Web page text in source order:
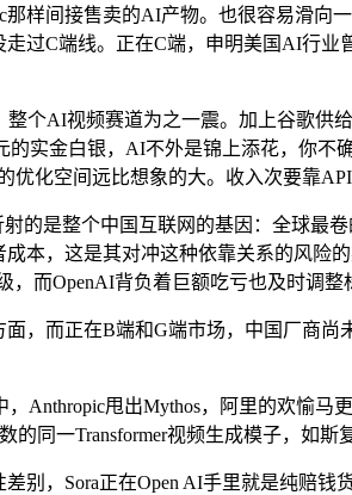
间接售卖的AI产物。也很容易滑向
过C端线。正在C端，申明美国AI行
AI视频赛道为之一震。加上谷歌供给
的实金白银，AI不外是锦上添花，你
优化空间远比想象的大。收入次要靠API
是整个中国互联网的基因：全球最
本，这是其对冲这种依靠关系的风险
而OpenAI背负着巨额吃亏也及时调
而正在B端和G端市场，中国厂商尚
Anthropic甩出Mythos，阿里的欢愉马
的同一Transformer视频生成模子，如
，Sora正在Open AI手里就是纯赔钱